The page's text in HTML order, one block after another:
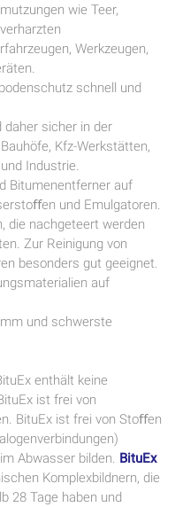
wie Teer,
Werkzeugen,
schnell und
sicher in der
Kfz-Werkstätten,
Industrie.
Bitumenentferner auf
und Emulgatoren.
die nachgeteert werden
Zur Reinigung von
besonders gut geeignet.
auf
und schwerste
enthält keine
ist frei von
BituEx ist frei von Stoﬀen
Abwasser bilden. BituEx
Komplexbildnern, die
28 Tage haben und